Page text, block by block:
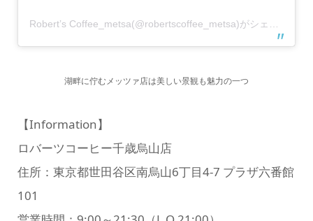
Robert’s Coffee_metsa(@robertscoffee_metsa)がシェアした投稿
湖畔に佇むメッツァ店は美しい景観も魅力の一つ
【Information】
ロバーツコーヒー千歳烏山店
住所：東京都世田谷区南烏山6丁目4-7 プラザ六番館
101